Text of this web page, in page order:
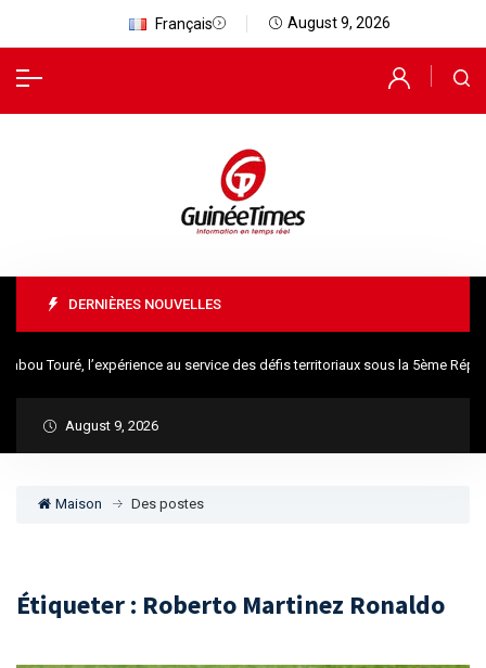
Français August 9, 2026
DERNIÈRES NOUVELLES
Touré, l’expérience au service des défis territoriaux sous la 5ème
August 9, 2026
Maison Des postes
Étiqueter : Roberto Martinez Ronaldo